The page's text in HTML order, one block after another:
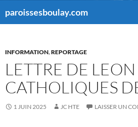
paroissesboulay.com
INFORMATION,REPORTAGE
LETTRE DE
CATHOLIQUES
1 JUIN 2025 JC HTE LAISSER UN